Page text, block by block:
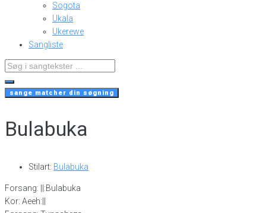
Sogota
Ukala
Ukerewe
Sangliste
Search
...
sange matcher din søgning
Bulabuka
Stilart: Bulabuka
Forsang: ||:Bulabuka
Kor: Aeeh:||